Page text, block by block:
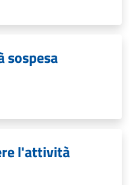
sospesa
l'attività